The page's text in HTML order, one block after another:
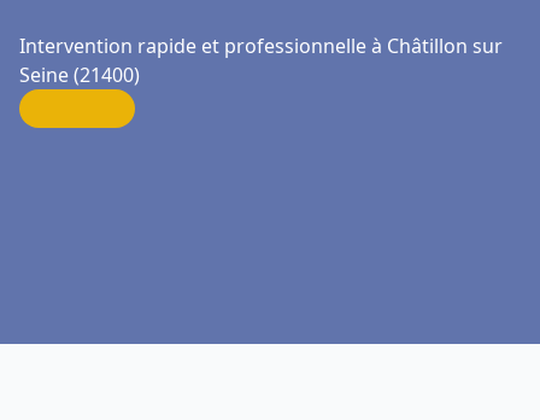
Intervention rapide et professionnelle à Châtillon sur
Seine (21400)